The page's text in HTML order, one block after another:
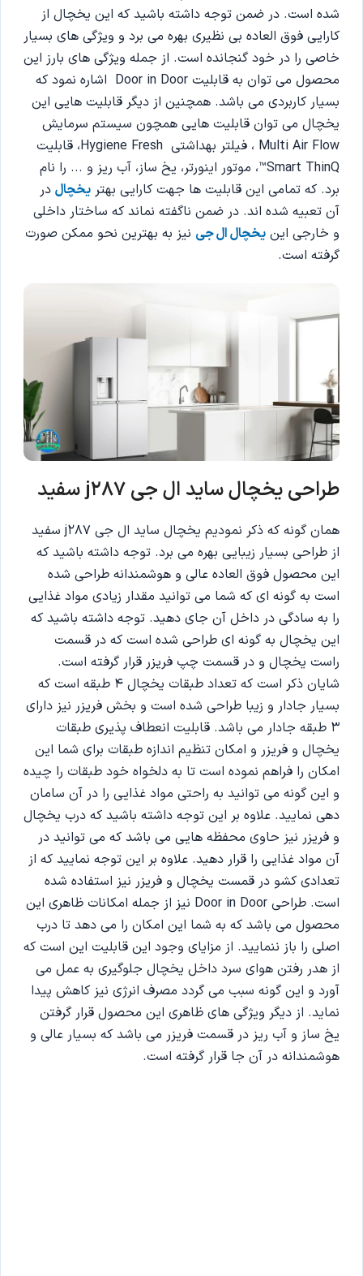
شده است. در ضمن توجه داشته باشید که این یخچال از
کارایی فوق العاده بی نظیری بهره می برد و ویژگی های بسیار
خاصی را در خود گنجانده است. از جمله ویژگی های بارز این
محصول می توان به قابلیت Door in Door اشاره نمود که
بسیار کاربردی می باشد. همچنین از دیگر قابلیت هایی این
یخچال می توان قابلیت هایی همچون سیستم سرمایش
Multi Air Flow ، فیلتر بهداشتی Hygiene Fresh، قابلیت
Smart ThinQ™، موتور اینورتر، یخ ساز، آب ریز و ... را نام
برد. که تمامی این قابلیت ها جهت کارایی بهتر یخچال در
آن تعبیه شده اند. در ضمن ناگفته نماند که ساختار داخلی
و خارجی این یخچال ال جی نیز به بهترین نحو ممکن صورت
گرفته است.
طراحی یخچال ساید ال جی j287 سفید
همان گونه که ذکر نمودیم یخچال ساید ال جی j287 سفید
از طراحی بسیار زیبایی بهره می برد. توجه داشته باشید که
این محصول فوق العاده عالی و هوشمندانه طراحی شده
است به گونه ای که شما می توانید مقدار زیادی مواد غذایی
را به سادگی در داخل آن جای دهید. توجه داشته باشید که
این یخچال به گونه ای طراحی شده است که در قسمت
راست یخچال و در قسمت چپ فریزر قرار گرفته است.
شایان ذکر است که تعداد طبقات یخچال 4 طبقه است که
بسیار جادار و زیبا طراحی شده است و بخش فریزر نیز دارای
3 طبقه جادار می باشد. قابلیت انعطاف پذیری طبقات
یخچال و فریزر و امکان تنظیم اندازه طبقات برای شما این
امکان را فراهم نموده است تا به دلخواه خود طبقات را چیده
و این گونه می توانید به راحتی مواد غذایی را در آن سامان
دهی نمایید. علاوه بر این توجه داشته باشید که درب یخچال
و فریزر نیز حاوی محفظه هایی می باشد که می توانید در
آن مواد غذایی را قرار دهید. علاوه بر این توجه نمایید که از
تعدادی کشو در قمست یخچال و فریزر نیز استفاده شده
است. طراحی Door in Door نیز از جمله امکانات ظاهری این
محصول می باشد که به شما این امکان را می دهد تا درب
اصلی را باز ننمایید. از مزایای وجود این قابلیت این است که
از هدر رفتن هوای سرد داخل یخچال جلوگیری به عمل می
آورد و این گونه سبب می گردد مصرف انرژی نیز کاهش پیدا
نماید. از دیگر ویژگی های ظاهری این محصول قرار گرفتن
یخ ساز و آب ریز در قسمت فریزر می باشد که بسیار عالی و
هوشمندانه در آن جا قرار گرفته است.